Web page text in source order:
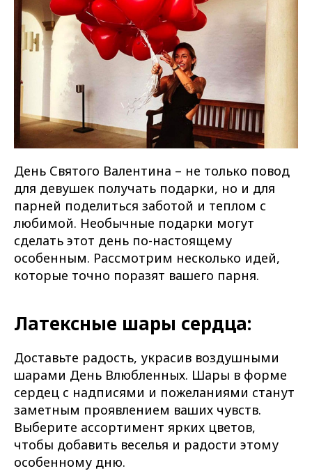
День Святого Валентина – не только повод
для девушек получать подарки, но и для
парней поделиться заботой и теплом с
любимой. Необычные подарки могут
сделать этот день по-настоящему
особенным. Рассмотрим несколько идей,
которые точно поразят вашего парня.
Латексные шары сердца:
Доставьте радость, украсив воздушными
шарами День Влюбленных. Шары в форме
сердец с надписями и пожеланиями станут
заметным проявлением ваших чувств.
Выберите ассортимент ярких цветов,
чтобы добавить веселья и радости этому
особенному дню.